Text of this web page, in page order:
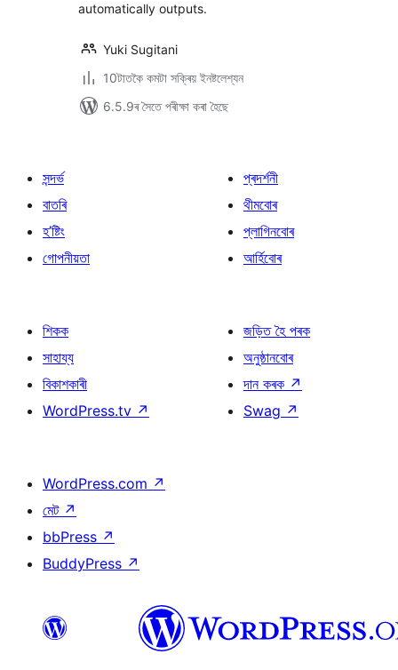
automatically outputs.
Yuki Sugitani
10টাতকৈ কমটা সক্ৰিয় ইনষ্টলেশ্যন
6.5.9ৰ সৈতে পৰীক্ষা কৰা হৈছে
সন্দৰ্ভ
বাতৰি
হ’ষ্টিং
গোপনীয়তা
প্ৰদৰ্শনী
থীমবোৰ
প্লাগিনবোৰ
আৰ্হিবোৰ
শিকক
সাহায্য
বিকাশকাৰী
WordPress.tv ↗
জড়িত হৈ পৰক
অনুষ্ঠানবোৰ
দান কৰক ↗
Swag ↗
WordPress.com ↗
মেট ↗
bbPress ↗
BuddyPress ↗